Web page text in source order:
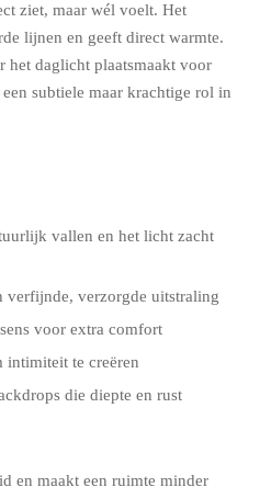
ziet, maar wél voelt. Het
lijnen en geeft direct warmte.
het daglicht plaatsmaakt voor
subtiele maar krachtige rol in
vallen en het licht zacht
verfijnde, verzorgde uitstraling
voor extra comfort
intimiteit te creëren
die diepte en rust
en maakt een ruimte minder